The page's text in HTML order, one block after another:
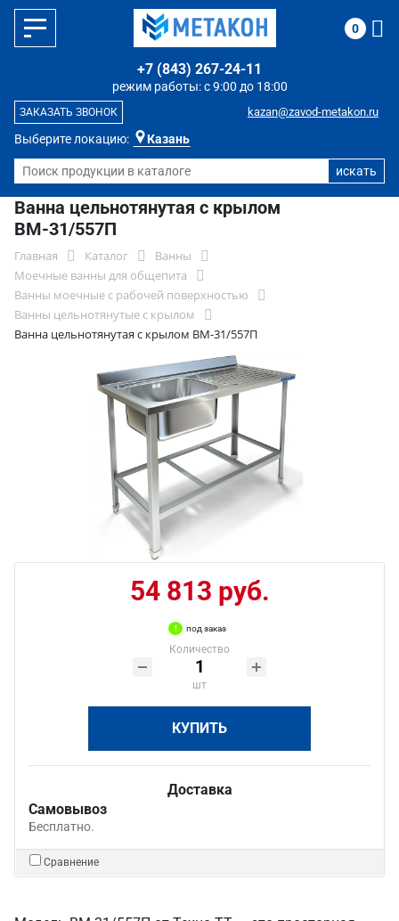
Выберите локацию: Казань
режим работы: с 9:00 до 18:00
+7 (843) 267-24-11
kazan@zavod-metakon.ru
ЗАКАЗАТЬ ЗВОНОК
0
Ванна цельнотянутая с крылом
ВМ-31/557П
Главная Каталог
Ванны
Моечные ванны для общепита
Ванны моечные с рабочей поверхностью
Ванны цельнотянутые с крылом
Ванна цельнотянутая с крылом ВМ-31/557П
54 813 руб.
под заказ
Количество
шт
КУПИТЬ
Доставка
Самовывоз
Бесплатно.
Сравнение